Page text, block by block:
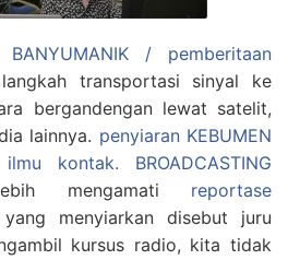
BANYUMANIK / pemberitaan
transportasi sinyal ke
bergandengan lewat satelit,
lainnya. penyiaran KEBUMEN
kontak. BROADCASTING
mengamati reportase
menyiarkan disebut juru
kursus radio, kita tidak